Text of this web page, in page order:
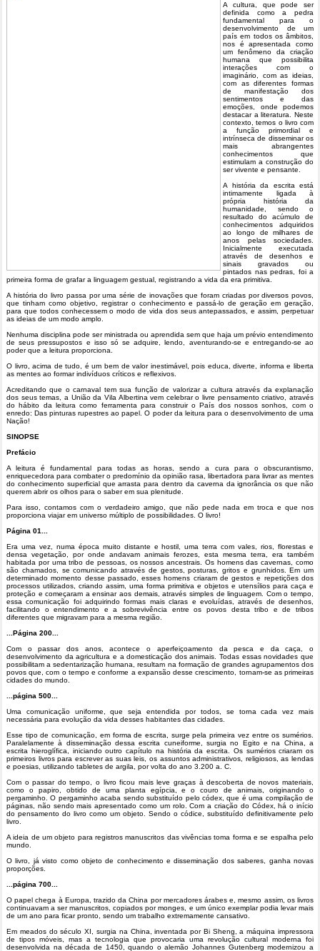
A cultura, que pode ser
definida como a pedra
fundamental para o
desenvolvimento de um
país em todos os âmbitos,
nos é apresentada como
um fenômeno da criação
humana que possibilita
interações com o
imaginário, com as ideias,
com as diferentes formas
de manifestação dos
sentimentos e das
emoções, onde podemos
destacar a literatura. Neste
contexto, temos o livro com
a função primordial e
intrínseca de disseminar os
mais abrangentes
conhecimentos que
estimulam a construção do
ser vivente e pensante.
A história da escrita está
intimamente ligada à
própria história da
humanidade, sendo o
resultado do acúmulo de
conhecimentos adquiridos
ao longo de milhares de
anos pelas sociedades.
Inicialmente executada
através de desenhos e
sinais gravados ou
pintados nas pedras, foi a
primeira forma de grafar a linguagem gestual, registrando a vida da era primitiva.
A história do livro passa por uma série de inovações que foram criadas por diversos povos,
que tinham como objetivo, registrar o conhecimento e passá-lo de geração em geração,
para que todos conhecessem o modo de vida dos seus antepassados, e assim, perpetuar
as ideias de um modo amplo.
Nenhuma disciplina pode ser ministrada ou aprendida sem que haja um prévio entendimento
de seus pressupostos e isso só se adquire, lendo, aventurando-se e entregando-se ao
poder que a leitura proporciona.
O livro, acima de tudo, é um bem de valor inestimável, pois educa, diverte, informa e liberta
as mentes ao formar indivíduos críticos e reflexivos.
Acreditando que o carnaval tem sua função de valorizar a cultura através da explanação
dos seus temas, a União da Vila Albertina vem celebrar o livre pensamento criativo, através
do hábito da leitura como ferramenta para construir o País dos nossos sonhos, com o
enredo: Das pinturas rupestres ao papel. O poder da leitura para o desenvolvimento de uma
Nação!
SINOPSE
Prefácio
A leitura é fundamental para todas as horas, sendo a cura para o obscurantismo,
enriquecedora para combater o predomínio da opinião rasa, libertadora para livrar as mentes
do conhecimento superficial que arrasta para dentro da caverna da ignorância os que não
querem abrir os olhos para o saber em sua plenitude.
Para isso, contamos com o verdadeiro amigo, que não pede nada em troca e que nos
proporciona viajar em universo múltiplo de possibilidades. O livro!
Página 01...
Era uma vez, numa época muito distante e hostil, uma terra com vales, rios, florestas e
densa vegetação, por onde andavam animais ferozes, esta mesma terra, era também
habitada por uma tribo de pessoas, os nossos ancestrais. Os homens das cavernas, como
são chamados, se comunicando através de gestos, posturas, gritos e grunhidos. Em um
determinado momento desse passado, esses homens criaram de gestos e repetições dos
processos utilizados, criando assim, uma forma primitiva e objetos e utensílios para caça e
proteção e começaram a ensinar aos demais, através simples de linguagem. Com o tempo,
essa comunicação foi adquirindo formas mais claras e evoluídas, através de desenhos,
facilitando o entendimento e a sobrevivência entre os povos desta tribo e de tribos
diferentes que migravam para a mesma região.
...Página 200...
Com o passar dos anos, acontece o aperfeiçoamento da pesca e da caça, o
desenvolvimento da agricultura e a domesticação dos animais. Todas essas novidades que
possibilitam a sedentarização humana, resultam na formação de grandes agrupamentos dos
povos que, com o tempo e conforme a expansão desse crescimento, tornam-se as primeiras
cidades do mundo.
...página 500...
Uma comunicação uniforme, que seja entendida por todos, se torna cada vez mais
necessária para evolução da vida desses habitantes das cidades.
Esse tipo de comunicação, em forma de escrita, surge pela primeira vez entre os sumérios.
Paralelamente à disseminação dessa escrita cuneiforme, surgia no Egito e na China, a
escrita hieroglífica, iniciando outro capítulo na história da escrita. Os sumérios criaram os
primeiros livros para escrever as suas leis, os assuntos administrativos, religiosos, as lendas
e poesias, utilizando tabletes de argila, por volta do ano 3.200 a. C.
Com o passar do tempo, o livro ficou mais leve graças à descoberta de novos materiais,
como o papiro, obtido de uma planta egípcia, e o couro de animais, originando o
pergaminho. O pergaminho acaba sendo substituído pelo códex, que é uma compilação de
páginas, não sendo mais apresentado como um rolo. Com a criação do Códex, há o início
do pensamento do livro como um objeto. Sendo o códice, substituído definitivamente pelo
livro.
A ideia de um objeto para registros manuscritos das vivências toma forma e se espalha pelo
mundo.
O livro, já visto como objeto de conhecimento e disseminação dos saberes, ganha novas
proporções.
...página 700...
O papel chega à Europa, trazido da China por mercadores árabes e, mesmo assim, os livros
continuavam a ser manuscritos, copiados por monges, e um único exemplar podia levar mais
de um ano para ficar pronto, sendo um trabalho extremamente cansativo.
Em meados do século XI, surgia na China, inventada por Bi Sheng, a máquina impressora
de tipos móveis, mas a tecnologia que provocaria uma revolução cultural moderna foi
desenvolvida na década de 1450, quando o alemão Johannes Gutenberg modernizou a